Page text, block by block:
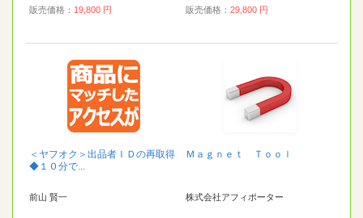
販売価格： 19,800 円 販売価格： 29,800 円
＜ヤフオク＞出品者ＩＤの再取得
◆１０分で...
前山 賢一
Ｍａｇｎｅｔ Ｔｏｏｌ
株式会社アフィポーター